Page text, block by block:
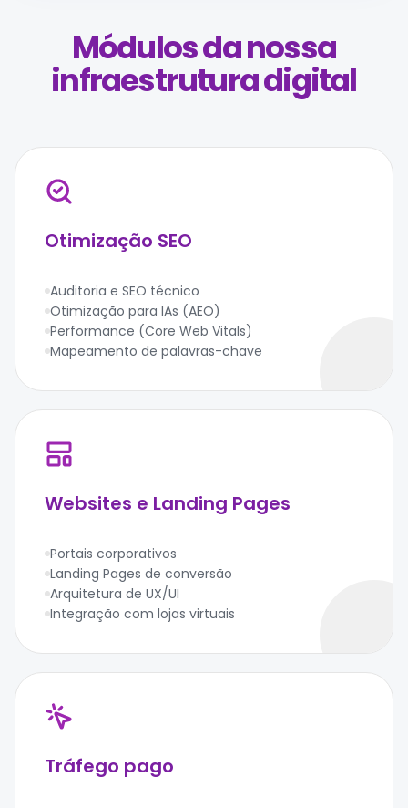
Módulos da nossa
infraestrutura digital
Otimização SEO
Auditoria e SEO técnico
Otimização para IAs (AEO)
Performance (Core Web Vitals)
Mapeamento de palavras-chave
Websites e Landing Pages
Portais corporativos
Landing Pages de conversão
Arquitetura de UX/UI
Integração com lojas virtuais
Tráfego pago